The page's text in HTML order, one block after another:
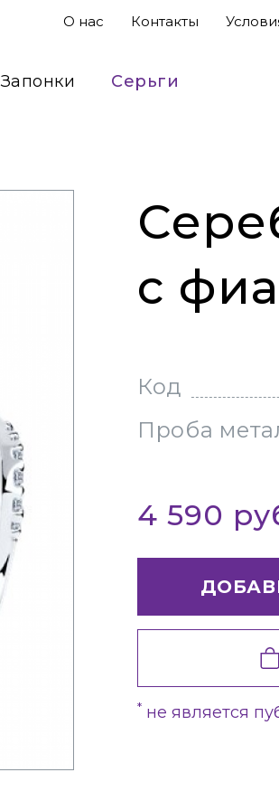
О нас Контакты
Запонки
Серьги
с
Код
Проба
4 590
* не является